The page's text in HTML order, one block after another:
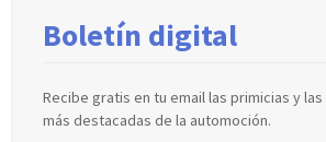
Boletín digital
Recibe gratis en tu email las primicias y
más destacadas de la automoción.